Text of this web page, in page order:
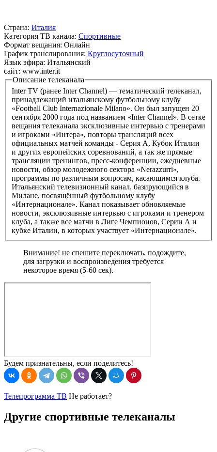
Страна: Италия
Категория ТВ канала: Спортивные
Формат вещания: Онлайн
График транслирования: Круглосуточный
Язык эфира: Итальянский
сайт: www.inter.it
Описание телеканала
Inter TV (ранее Inter Channel) — тематический телеканал,
принадлежащий итальянскому футбольному клубу
«Football Club Internazionale Milano». Он был запущен 20
сентября 2000 года под названием «Inter Channel». В сетке
вещания телеканала эксклюзивные интервью с тренерами
и игроками «Интера», повторы трансляций всех
официальных матчей команды - Серия А, Кубок Италии
и других европейских соревнований, а так же прямые
трансляции тренингов, пресс-конференции, ежедневные
новости, обзор молодежного сектора «Nerazzurri»,
программы по различным вопросам, касающимся клуба.
Итальянский телевизионный канал, базирующийся в
Милане, посвящённый футбольному клубу
«Интернационале». Канал показывает обновляемые
новости, эксклюзивные интервью с игроками и тренером
клуба, а также все матчи в Лиге Чемпионов, Серии А и
кубке Италии, в которых участвует «Интернационале».
Внимание! не спешите переключать, подождите,
для загрузки и воспроизведения требуется
некоторое время (5-60 сек).
Будем признательны, если поделитесь!
Телепрограмма ТВ Не работает?
Другие спортивные телеканалы